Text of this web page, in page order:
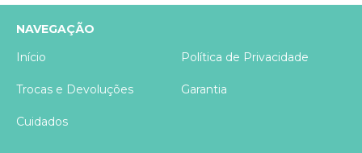
NAVEGAÇÃO
Início
Política de Privacidade
Trocas e Devoluções Garantia
Cuidados